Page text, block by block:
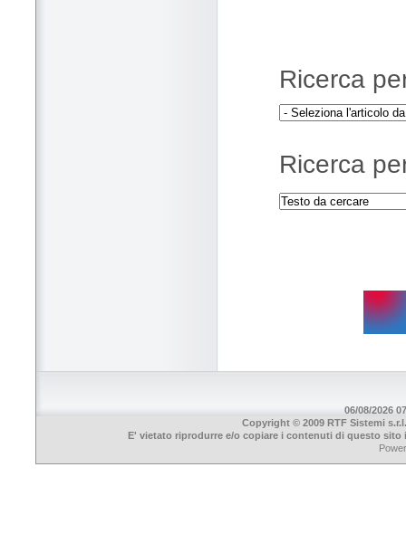
Ricerca
Ricerca
06/08/2026
Copyright © 2009 RTF Sistemi
E' vietato riprodurre e/o copiare i contenuti di questo